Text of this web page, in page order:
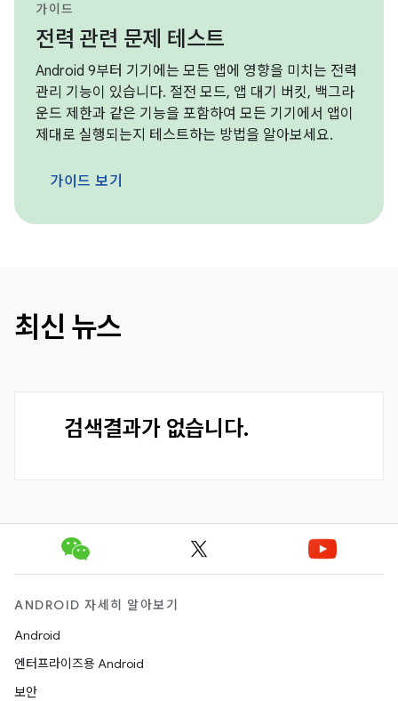
가이드
전력 관련 문제 테스트
Android 9부터 기기에는 모든 앱에 영향을 미치는 전력
관리 기능이 있습니다. 절전 모드, 앱 대기 버킷, 백그라
운드 제한과 같은 기능을 포함하여 모든 기기에서 앱이
제대로 실행되는지 테스트하는 방법을 알아보세요.
가이드 보기
최신 뉴스
검색결과가 없습니다.
ANDROID 자세히 알아보기
Android
엔터프라이즈용 Android
보안